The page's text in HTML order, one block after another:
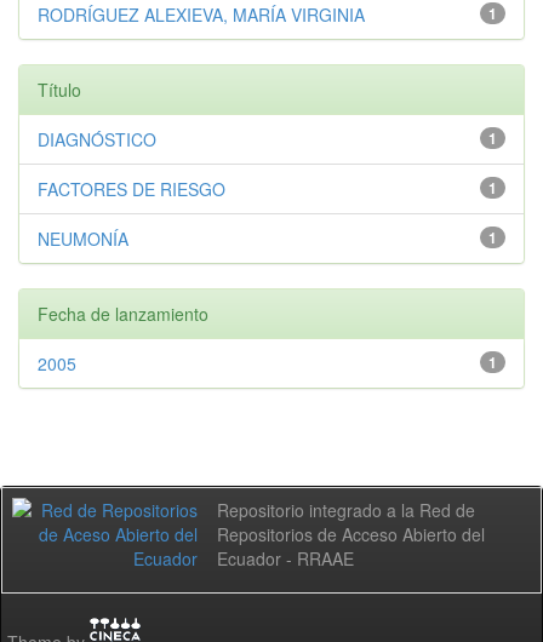
1
RODRÍGUEZ ALEXIEVA, MARÍA VIRGINIA
Título
1
DIAGNÓSTICO
1
FACTORES DE RIESGO
1
NEUMONÍA
Fecha de lanzamiento
1
2005
Repositorio integrado a la Red de
Repositorios de Acceso Abierto del
Ecuador - RRAAE